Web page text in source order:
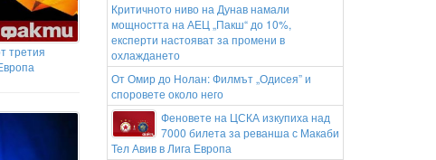
третия
Критичното ниво на Дунав намали
мощността на АЕЦ „Пакш“ до 10%,
експерти настояват за промени в
охлаждането
От Омир до Нолан: Филмът „Одисея” и
споровете около него
Феновете на ЦСКА изкупиха над
7000 билета за реванша с Макаби
Тел Авив в Лига Европа